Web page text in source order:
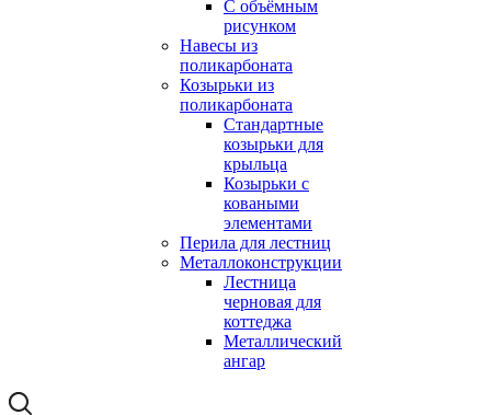
С объёмным
рисунком
Навесы из
поликарбоната
Козырьки из
поликарбоната
Стандартные
козырьки для
крыльца
Козырьки с
коваными
элементами
Перила для лестниц
Металлоконструкции
Лестница
черновая для
коттеджа
Металлический
ангар